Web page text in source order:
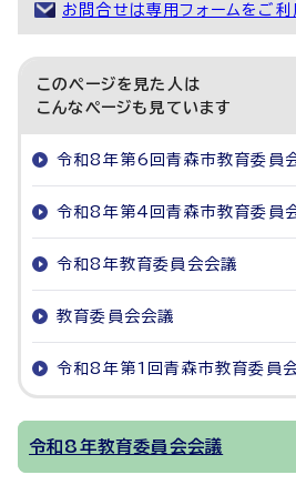
お問合せは専用フォームをご利
このページを見た人は
こんなページも見ています
令和8年第6回青森市教育委員
令和8年第4回青森市教育委員
令和8年教育委員会会議
教育委員会会議
令和8年第1回青森市教育委員
令和8年教育委員会会議